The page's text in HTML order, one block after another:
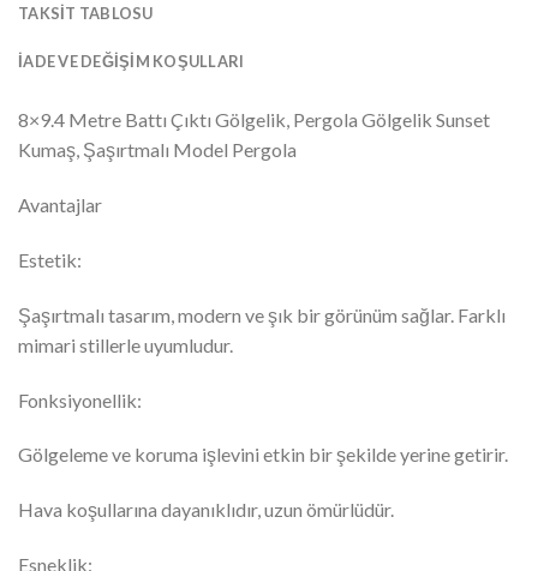
TAKSIT TABLOSU
İADE VE DEĞIŞIM KOŞULLARI
8×9.4 Metre Battı Çıktı Gölgelik, Pergola Gölgelik Sunset
Kumaş, Şaşırtmalı Model Pergola
Avantajlar
Estetik:
Şaşırtmalı tasarım, modern ve şık bir görünüm sağlar. Farklı
mimari stillerle uyumludur.
Fonksiyonellik:
Gölgeleme ve koruma işlevini etkin bir şekilde yerine getirir.
Hava koşullarına dayanıklıdır, uzun ömürlüdür.
Esneklik: